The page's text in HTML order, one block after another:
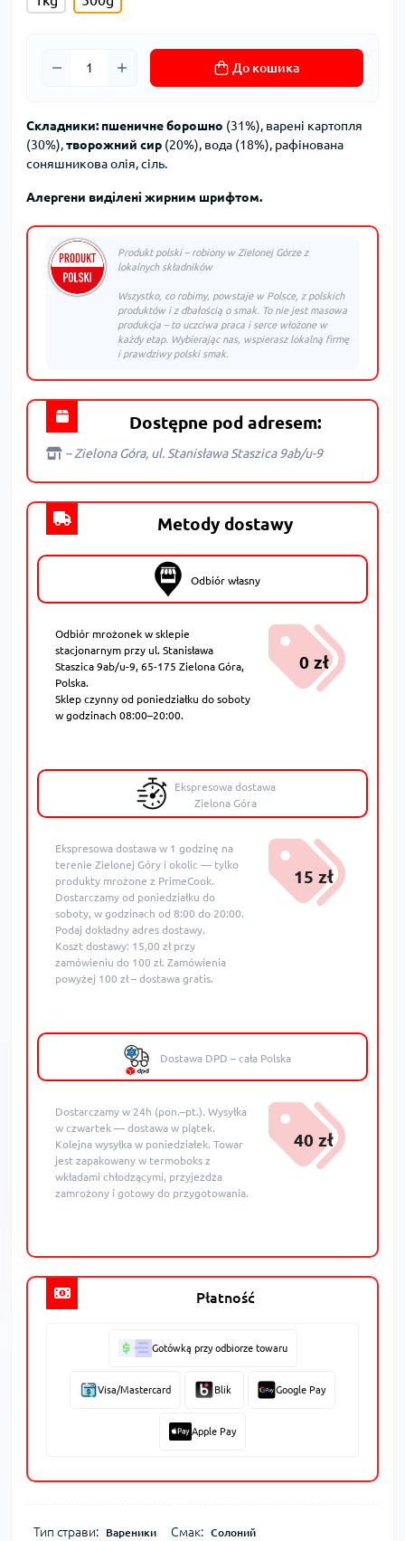
До кошика
Складники: пшеничне борошно (31%), варені картопля
(30%),творожний сир (20%), вода (18%), рафінована
соняшникова олія, сіль.
Алергени виділені жирним шрифтом.
Produkt polski – robiony w Zielonej Górze z
lokalnych składników
Wszystko, co robimy, powstaje w Polsce, z polskich
produktów i z dbałością o smak. To nie jest masowa
produkcja – to uczciwa praca i serce włożone w
każdy etap. Wybierając nas, wspierasz lokalną firmę
i prawdziwy polski smak.
Dostępne pod adresem:
– Zielona Góra, ul. Stanisława Staszica 9ab/u-9
Metody dostawy
Odbiór własny
Odbiór mrożonek w sklepie
stacjonarnym przy ul. Stanisława
Staszica 9ab/u-9, 65-175 Zielona Góra,
Polska.
Sklep czynny od poniedziałku do soboty
w godzinach 08:00–20:00.
0 zł
Ekspresowa dostawa
Zielona Góra
Ekspresowa dostawa w 1 godzinę na
terenie Zielonej Góry i okolic — tylko
produkty mrożone z PrimeCook.
Dostarczamy od poniedziałku do
soboty, w godzinach od 8:00 do 20:00.
Podaj dokładny adres dostawy.
Koszt dostawy: 15,00 zł przy
zamówieniu do 100 zł. Zamówienia
powyżej 100 zł – dostawa gratis.
15 zł
Dostawa DPD – cała Polska
Dostarczamy w 24h (pon.–pt.). Wysyłka
w czwartek — dostawa w piątek.
Kolejna wysyłka w poniedziałek. Towar
jest zapakowany w termoboks z
wkładami chłodzącymi, przyjeżdża
zamrożony i gotowy do przygotowania.
40 zł
Płatność
Gotówką przy odbiorze towaru
Visa/Mastercard Blik Google Pay
Apple Pay
Тип страви: Вареники Смак: Солоний